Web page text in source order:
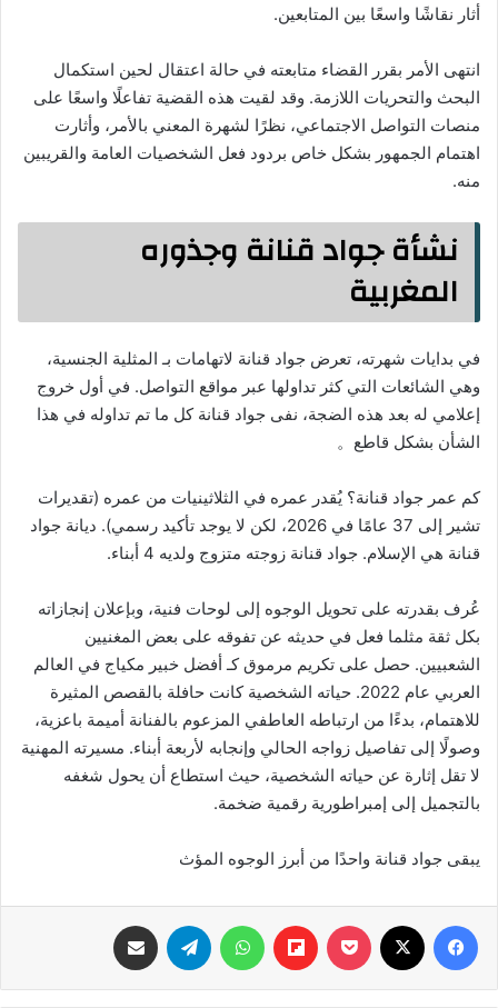
أثار نقاشًا واسعًا بين المتابعين.
انتهى الأمر بقرر القضاء متابعته في حالة اعتقال لحين استكمال
البحث والتحريات اللازمة. وقد لقيت هذه القضية تفاعلًا واسعًا على
منصات التواصل الاجتماعي، نظرًا لشهرة المعني بالأمر، وأثارت
اهتمام الجمهور بشكل خاص بردود فعل الشخصيات العامة والقريبين
منه.
نشأة جواد قنانة وجذوره
المغربية
في بدايات شهرته، تعرض جواد قنانة لاتهامات بـ المثلية الجنسية،
وهي الشائعات التي كثر تداولها عبر مواقع التواصل. في أول خروج
إعلامي له بعد هذه الضجة، نفى جواد قنانة كل ما تم تداوله في هذا
الشأن بشكل قاطع。
كم عمر جواد قنانة؟ يُقدر عمره في الثلاثينيات من عمره (تقديرات
تشير إلى 37 عامًا في 2026، لكن لا يوجد تأكيد رسمي). ديانة جواد
قنانة هي الإسلام. جواد قنانة زوجته متزوج ولديه 4 أبناء.
عُرف بقدرته على تحويل الوجوه إلى لوحات فنية، وبإعلان إنجازاته
بكل ثقة مثلما فعل في حديثه عن تفوقه على بعض المغنيين
الشعبيين. حصل على تكريم مرموق كـ أفضل خبير مكياج في العالم
العربي عام 2022. حياته الشخصية كانت حافلة بالقصص المثيرة
للاهتمام، بدءًا من ارتباطه العاطفي المزعوم بالفنانة أميمة باعزية،
وصولًا إلى تفاصيل زواجه الحالي وإنجابه لأربعة أبناء. مسيرته المهنية
لا تقل إثارة عن حياته الشخصية، حيث استطاع أن يحول شغفه
بالتجميل إلى إمبراطورية رقمية ضخمة.
يبقى جواد قنانة واحدًا من أبرز الوجوه المؤث
فيسبوك ‫Pocket
Flipboard واتساب تيلقرام